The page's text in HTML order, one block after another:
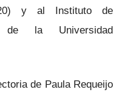
y al Instituto de
de la Universidad
de Paula Requeijo